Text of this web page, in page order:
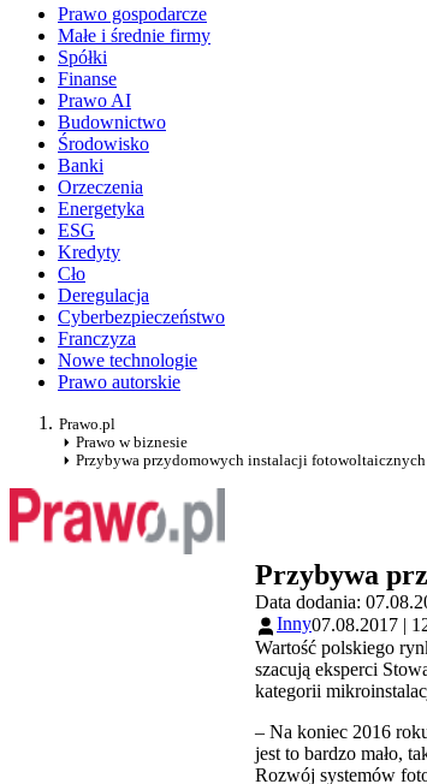
Prawo gospodarcze
Małe i średnie firmy
Spółki
Finanse
Prawo AI
Budownictwo
Środowisko
Banki
Orzeczenia
Energetyka
ESG
Kredyty
Cło
Deregulacja
Cyberbezpieczeństwo
Franczyza
Nowe technologie
Prawo autorskie
Prawo.pl
Prawo w biznesie
Przybywa przydomowych instalacji fotowoltaicznych
Przybywa
Data dodania:
Inny07.08.2017 |
Wartość polskiego
szacują eksperci
kategorii
– Na koniec 2016
jest to bardzo mało,
Rozwój systemów